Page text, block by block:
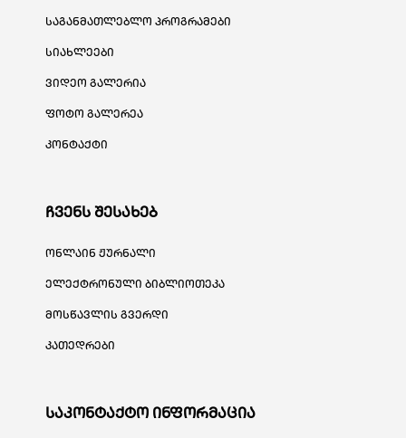
საგანმათლებლო პროგრამები
სიახლეები
ვიდეო გალერია
ფოტო გალერეა
კონტაქტი
ჩვენს შესახებ
ონლაინ ჟურნალი
ელექტრონული ბიბლიოთეკა
მოსწავლის გვერდი
კათედრები
საკონტაქტო ინფორმაცია